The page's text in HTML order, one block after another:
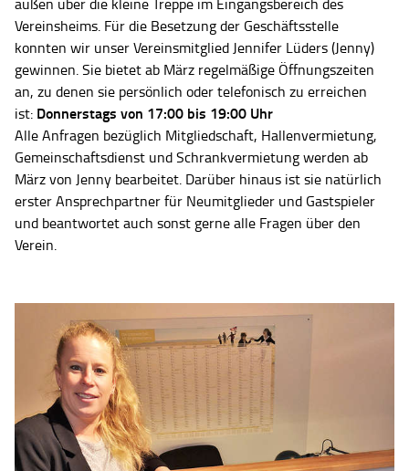
außen über die kleine Treppe im Eingangsbereich des
Vereinsheims. Für die Besetzung der Geschäftsstelle
konnten wir unser Vereinsmitglied Jennifer Lüders (Jenny)
gewinnen. Sie bietet ab März regelmäßige Öffnungszeiten
an, zu denen sie persönlich oder telefonisch zu erreichen
ist: Donnerstags von 17:00 bis 19:00 Uhr
Alle Anfragen bezüglich Mitgliedschaft, Hallenvermietung,
Gemeinschaftsdienst und Schrankvermietung werden ab
März von Jenny bearbeitet. Darüber hinaus ist sie natürlich
erster Ansprechpartner für Neumitglieder und Gastspieler
und beantwortet auch sonst gerne alle Fragen über den
Verein.